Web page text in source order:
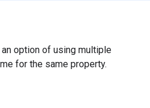
option of using multiple
for the same property.